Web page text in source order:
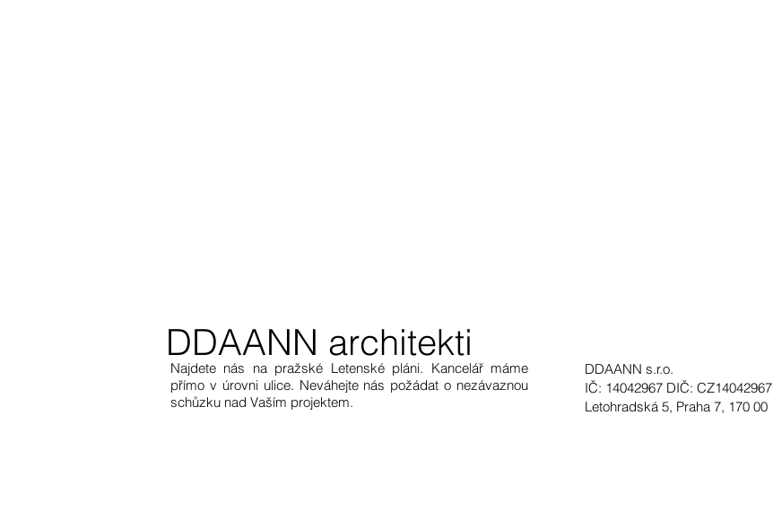
Najdete nás na pražské Letenské pláni. Kancelář máme
přímo v úrovni ulice. Neváhejte nás požádat o nezávaznou
schůzku nad Vaším projektem.
DDAANN s.r.o.
IČ: 14042967 DIČ: CZ14042967
Letohradská 5, Praha 7, 170 00
DDAANN architekti